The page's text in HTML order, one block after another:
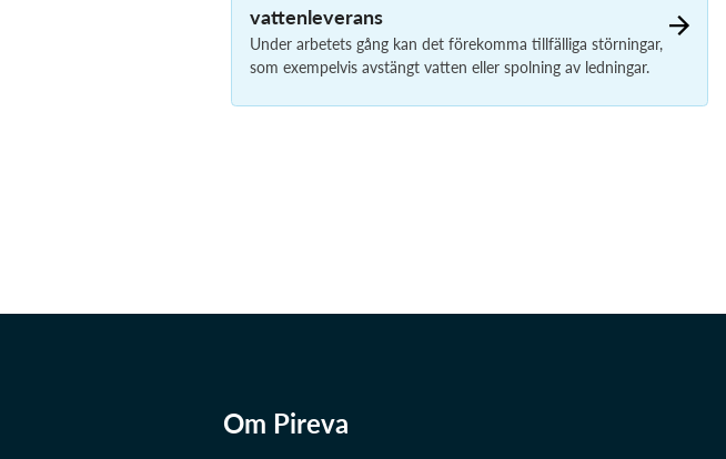
vattenleverans
Under arbetets gång kan det förekomma tillfälliga störningar,
som exempelvis avstängt vatten eller spolning av ledningar.
Om Pireva